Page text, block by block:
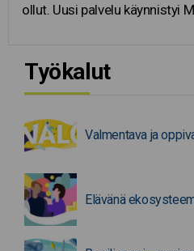
ollut. Uusi palvelu käynnistyi
Työkalut
Valmentava ja
Elävänä